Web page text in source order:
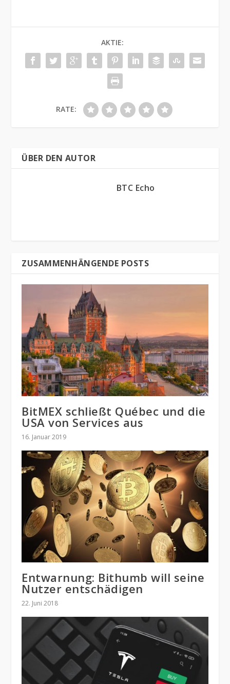
AKTIE:
RATE:
ÜBER DEN AUTOR
BTC Echo
ZUSAMMENHÄNGENDE POSTS
BitMEX schließt Québec und die
USA von Services aus
16. Januar 2019
Entwarnung: Bithumb will seine
Nutzer entschädigen
22. Juni 2018